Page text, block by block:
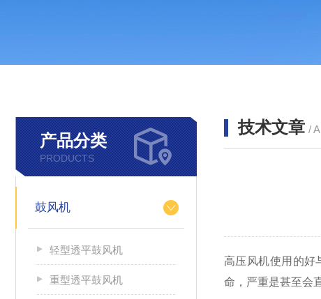
产品分类
PRODUCTS
鼓风机
轻型透平鼓风机
重型透平鼓风机
技术文章 /
高压风机使用的好
命，严重是甚至会